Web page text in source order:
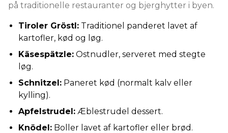
på traditionelle restauranter og bjerghytter i byen.
Tiroler Gröstl: Traditionel panderet lavet af
kartofler, kød og løg.
Käsespätzle: Ostnudler, serveret med stegte
løg.
Schnitzel: Paneret kød (normalt kalv eller
kylling).
Apfelstrudel: Æblestrudel dessert.
Knödel: Boller lavet af kartofler eller brød.